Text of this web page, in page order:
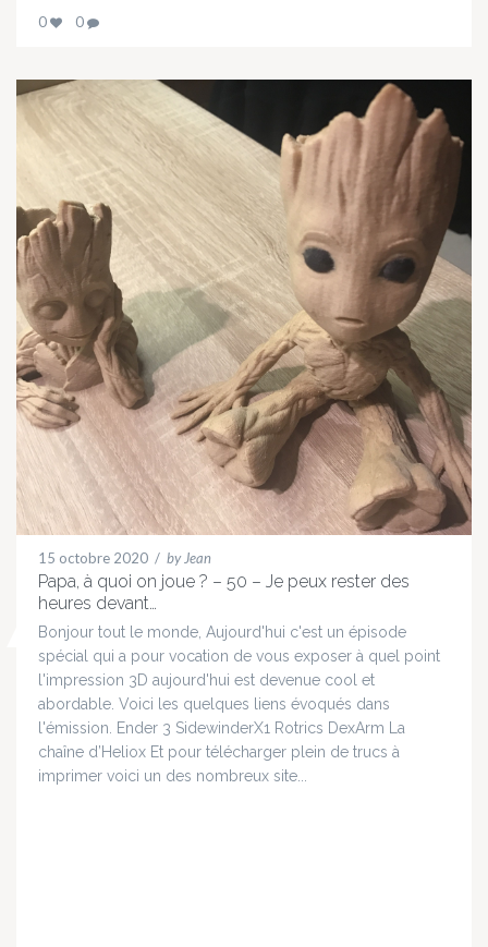
0 0
15 octobre 2020 / by Jean
Papa, à quoi on joue ? – 50 – Je peux rester des
heures devant…
Bonjour tout le monde, Aujourd'hui c'est un épisode
spécial qui a pour vocation de vous exposer à quel point
l'impression 3D aujourd'hui est devenue cool et
abordable. Voici les quelques liens évoqués dans
l'émission. Ender 3 SidewinderX1 Rotrics DexArm La
chaîne d’Heliox Et pour télécharger plein de trucs à
imprimer voici un des nombreux site...